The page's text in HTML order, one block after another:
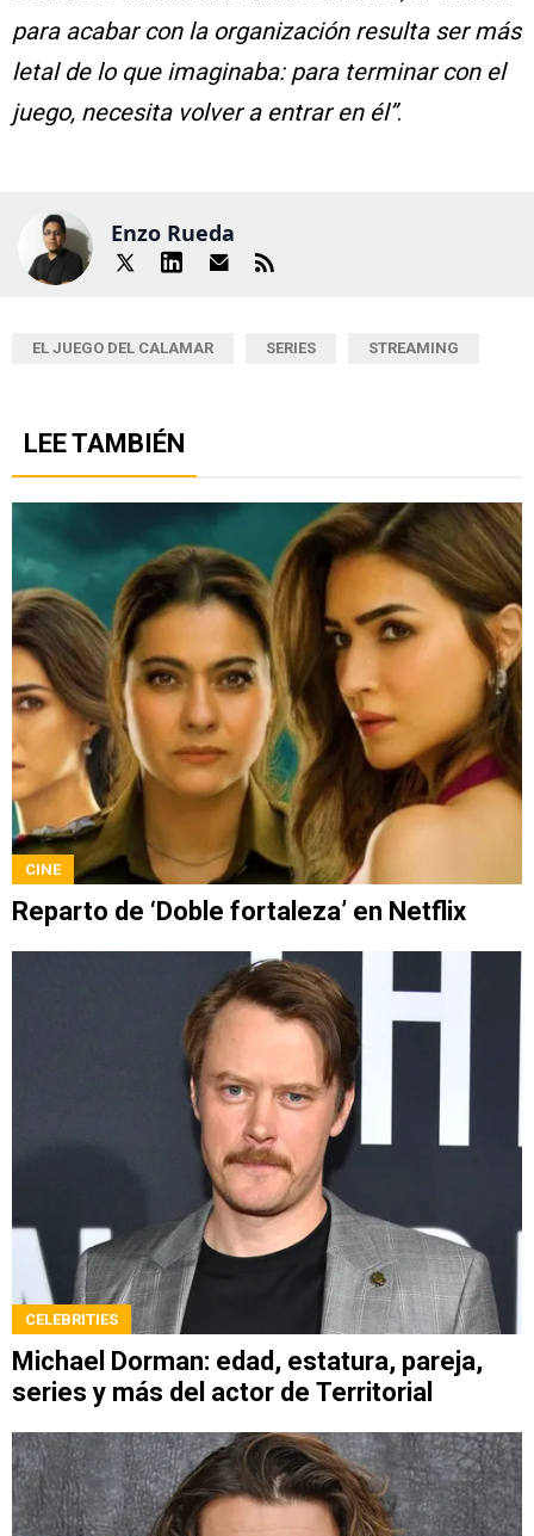
para acabar con la organización resulta ser más
letal de lo que imaginaba: para terminar con el
juego, necesita volver a entrar en él”.
Enzo Rueda
EL JUEGO DEL CALAMAR SERIES STREAMING
LEE TAMBIÉN
CINE
Reparto de ‘Doble fortaleza’ en Netflix
CELEBRITIES
Michael Dorman: edad, estatura, pareja,
series y más del actor de Territorial